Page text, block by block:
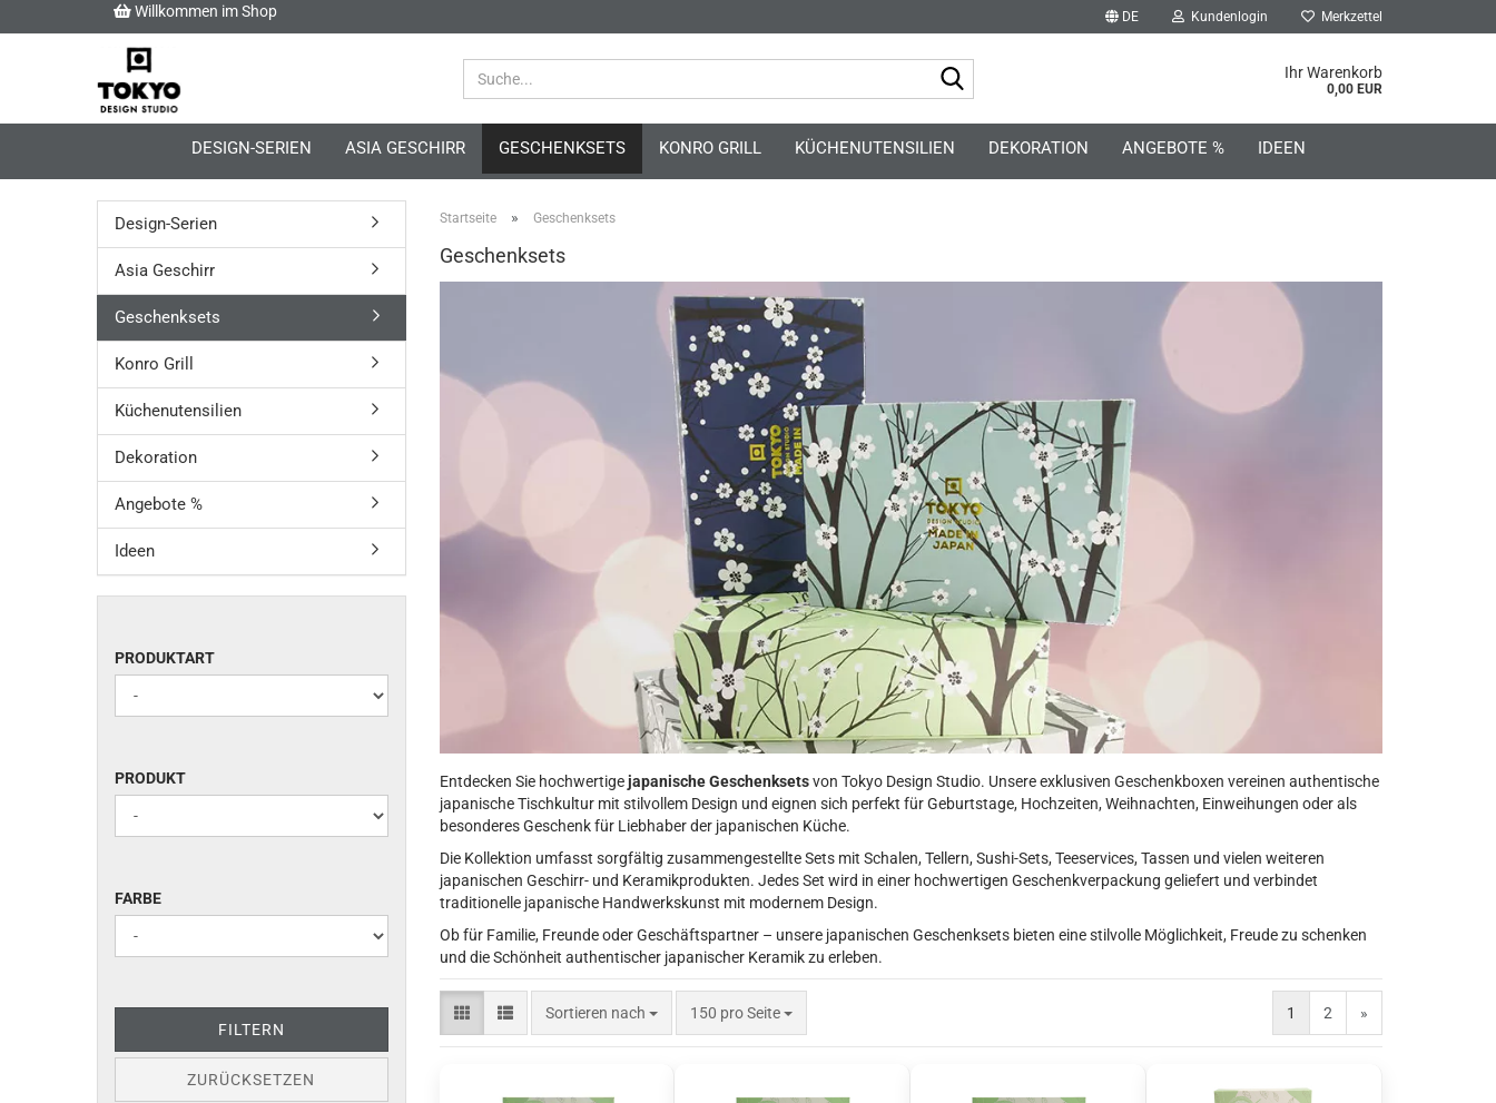
Willkommen im Shop DE Kundenlogin Merkzettel
Ihr Warenkorb
0,00 EUR
DESIGN-SERIEN ASIA GESCHIRR GESCHENKSETS KONRO GRILL KÜCHENUTENSILIEN DEKORATION ANGEBOTE % IDEEN
Startseite » Geschenksets
Geschenksets
Entdecken Sie hochwertigejapanische Geschenksetsvon Tokyo Design Studio. Unsere exklusiven Geschenkboxen vereinen authentische
japanische Tischkultur mit stilvollem Design und eignen sich perfekt für Geburtstage, Hochzeiten, Weihnachten, Einweihungen oder als
besonderes Geschenk für Liebhaber der japanischen Küche.
Die Kollektion umfasst sorgfältig zusammengestellte Sets mit Schalen, Tellern, Sushi-Sets, Teeservices, Tassen und vielen weiteren
japanischen Geschirr- und Keramikprodukten. Jedes Set wird in einer hochwertigen Geschenkverpackung geliefert und verbindet
traditionelle japanische Handwerkskunst mit modernem Design.
Ob für Familie, Freunde oder Geschäftspartner – unsere japanischen Geschenksets bieten eine stilvolle Möglichkeit, Freude zu schenken
und die Schönheit authentischer japanischer Keramik zu erleben.
Sortieren nach
Sortieren nach 150 pro Seite
pro Seite 1 2 »
Design-Serien
Asia Geschirr
Geschenksets
Konro Grill
Küchenutensilien
Dekoration
Angebote %
Ideen
PRODUKTART
PRODUKTART
PRODUKT
PRODUKT
FARBE
FARBE
FILTERN
ZURÜCKSETZEN